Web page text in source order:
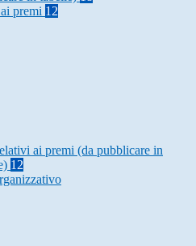
premi 12
ai premi (da pubblicare in
12